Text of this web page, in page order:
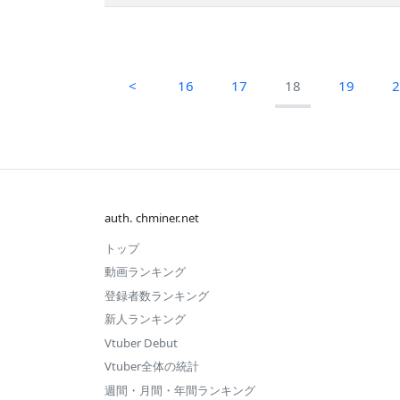
< 16 17 18 19
auth. chminer.net
トップ
動画ランキング
登録者数ランキング
新人ランキング
Vtuber Debut
Vtuber全体の統計
週間・月間・年間ランキング